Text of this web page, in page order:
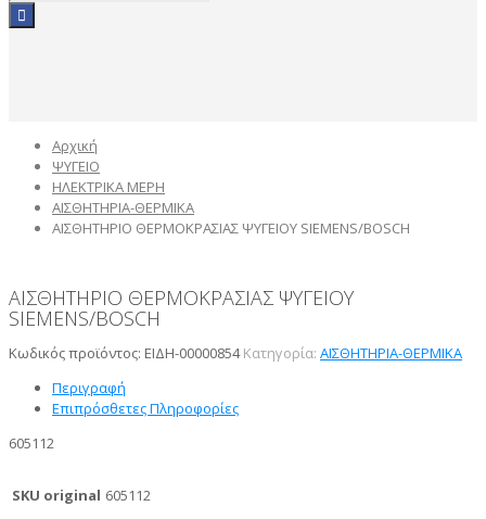
Αρχική
ΨΥΓΕΙΟ
ΗΛΕΚΤΡΙΚΑ ΜΕΡΗ
ΑΙΣΘΗΤΗΡΙΑ-ΘΕΡΜΙΚΑ
ΑΙΣΘΗΤΗΡΙΟ ΘΕΡΜΟΚΡΑΣΙΑΣ ΨΥΓΕΙΟΥ SIEMENS/BOSCH
ΑΙΣΘΗΤΗΡΙΟ ΘΕΡΜΟΚΡΑΣΙΑΣ ΨΥΓΕΙΟΥ
SIEMENS/BOSCH
Κωδικός προϊόντος: ΕΙΔΗ-00000854 Κατηγορία: ΑΙΣΘΗΤΗΡΙΑ-ΘΕΡΜΙΚΑ
Περιγραφή
Επιπρόσθετες Πληροφορίες
605112
SKU original 605112